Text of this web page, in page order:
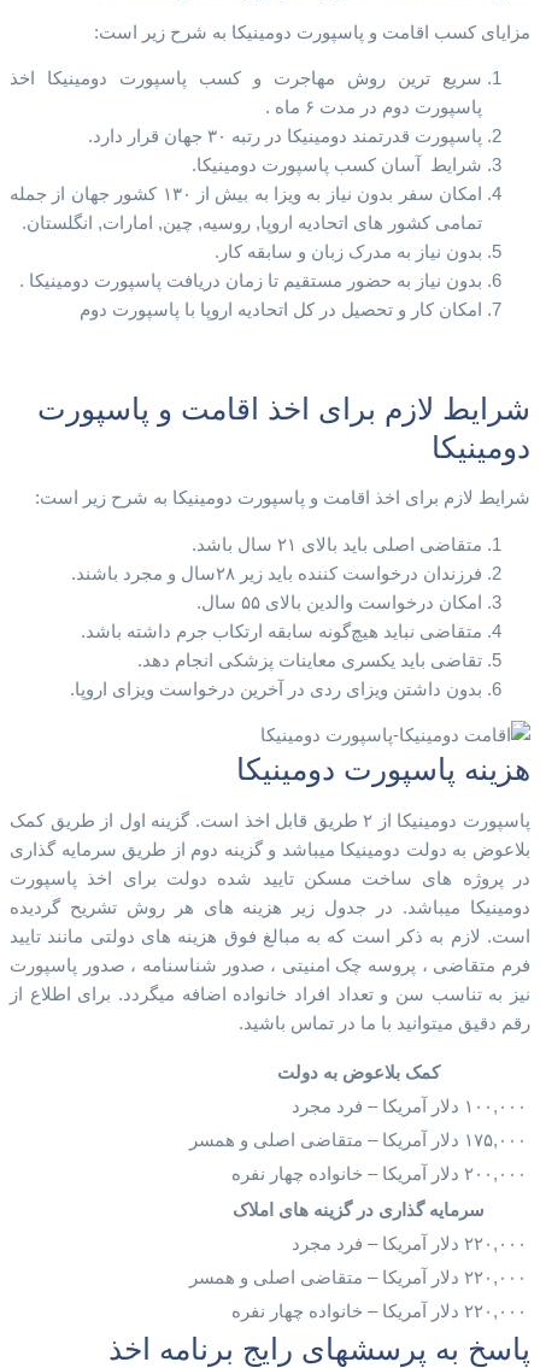
مزایای کسب اقامت و پاسپورت دومینیکا به شرح زیر است:
سریع ترین روش مهاجرت و کسب پاسپورت دومینیکا اخذ
پاسپورت دوم در مدت ۶ ماه .
پاسپورت قدرتمند دومینیکا در رتبه ۳۰ جهان قرار دارد.
شرایط آسان کسب پاسپورت دومینیکا.
امکان سفر بدون نیاز به ویزا به بیش از ۱۳۰ کشور جهان از جمله
تمامی کشور های اتحادیه اروپا, روسیه, چین, امارات, انگلستان.
بدون نیاز به مدرک زبان و سابقه کار.
بدون نیاز به حضور مستقیم تا زمان دریافت پاسپورت دومینیکا .
امکان کار و تحصیل در کل اتحادیه اروپا با پاسپورت دوم
شرایط لازم برای اخذ اقامت و پاسپورت
دومینیکا
شرایط لازم برای اخذ اقامت و پاسپورت دومینیکا به شرح زیر است:
متقاضی اصلی باید بالای ۲۱ سال باشد.
فرزندان درخواست کننده باید زیر ۲۸سال و مجرد باشند.
امکان درخواست والدین بالای ۵۵ سال.
متقاضی نباید هیچ‌گونه سابقه ارتکاب جرم داشته باشد.
تقاضی باید یکسری معاینات پزشکی انجام دهد.
بدون داشتن ویزای ردی در آخرین درخواست ویزای اروپا.
هزینه پاسپورت دومینیکا
پاسپورت دومینیکا از ۲ طریق قابل اخذ است. گزینه اول از طریق کمک
بلاعوض به دولت دومینیکا میباشد و گزینه دوم از طریق سرمایه گذاری
در پروژه های ساخت مسکن تایید شده دولت برای اخذ پاسپورت
دومینیکا میباشد. در جدول زیر هزینه های هر روش تشریح گردیده
است. لازم به ذکر است که به مبالغ فوق هزینه های دولتی مانند تایید
فرم متقاضی ، پروسه چک امنیتی ، صدور شناسنامه ، صدور پاسپورت
نیز به تناسب سن و تعداد افراد خانواده اضافه میگردد. برای اطلاع از
رقم دقیق میتوانید با ما در تماس باشید.
کمک بلاعوض به دولت
۱۰۰,۰۰۰ دلار آمریکا – فرد مجرد
۱۷۵,۰۰۰ دلار آمریکا – متقاضی اصلی و همسر
۲۰۰,۰۰۰ دلار آمریکا – خانواده چهار نفره
سرمایه گذاری در گزینه های املاک
۲۲۰,۰۰۰ دلار آمریکا – فرد مجرد
۲۲۰,۰۰۰ دلار آمریکا – متقاضی اصلی و همسر
۲۲۰,۰۰۰ دلار آمریکا – خانواده چهار نفره
پاسخ به پرسشهای رایج برنامه اخذ